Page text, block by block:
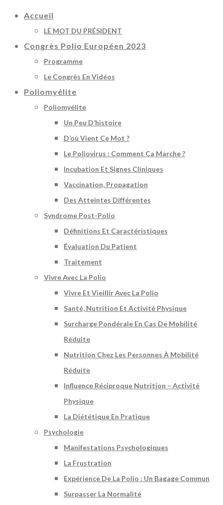
Accueil
LE MOT DU PRÉSIDENT
Congrès Polio Européen 2023
Programme
Le Congrès En Vidéos
Poliomyélite
Poliomyélite
Un Peu D’histoire
D’où Vient Ce Mot ?
Le Poliovirus : Comment Ça Marche ?
Incubation Et Signes Cliniques
Vaccination, Propagation
Des Atteintes Différentes
Syndrome Post-Polio
Définitions Et Caractéristiques
Évaluation Du Patient
Traitement
Vivre Avec La Polio
Vivre Et Vieillir Avec La Polio
Santé, Nutrition Et Activité Physique
Surcharge Pondérale En Cas De Mobilité
Réduite
Nutrition Chez Les Personnes À Mobilité
Réduite
Influence Réciproque Nutrition – Activité
Physique
La Diététique En Pratique
Psychologie
Manifestations Psychologiques
La Frustration
Expérience De La Polio : Un Bagage Commun
Surpasser La Normalité